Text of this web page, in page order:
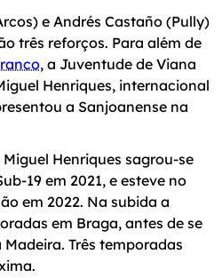
e Andrés Castaño (Pully)
três reforços. Para além de
, a Juventude de Viana
Henriques, internacional
a Sanjoanense na
Henriques sagrou-se
19 em 2021, e esteve no
em 2022. Na subida a
em Braga, antes de se
Três temporadas